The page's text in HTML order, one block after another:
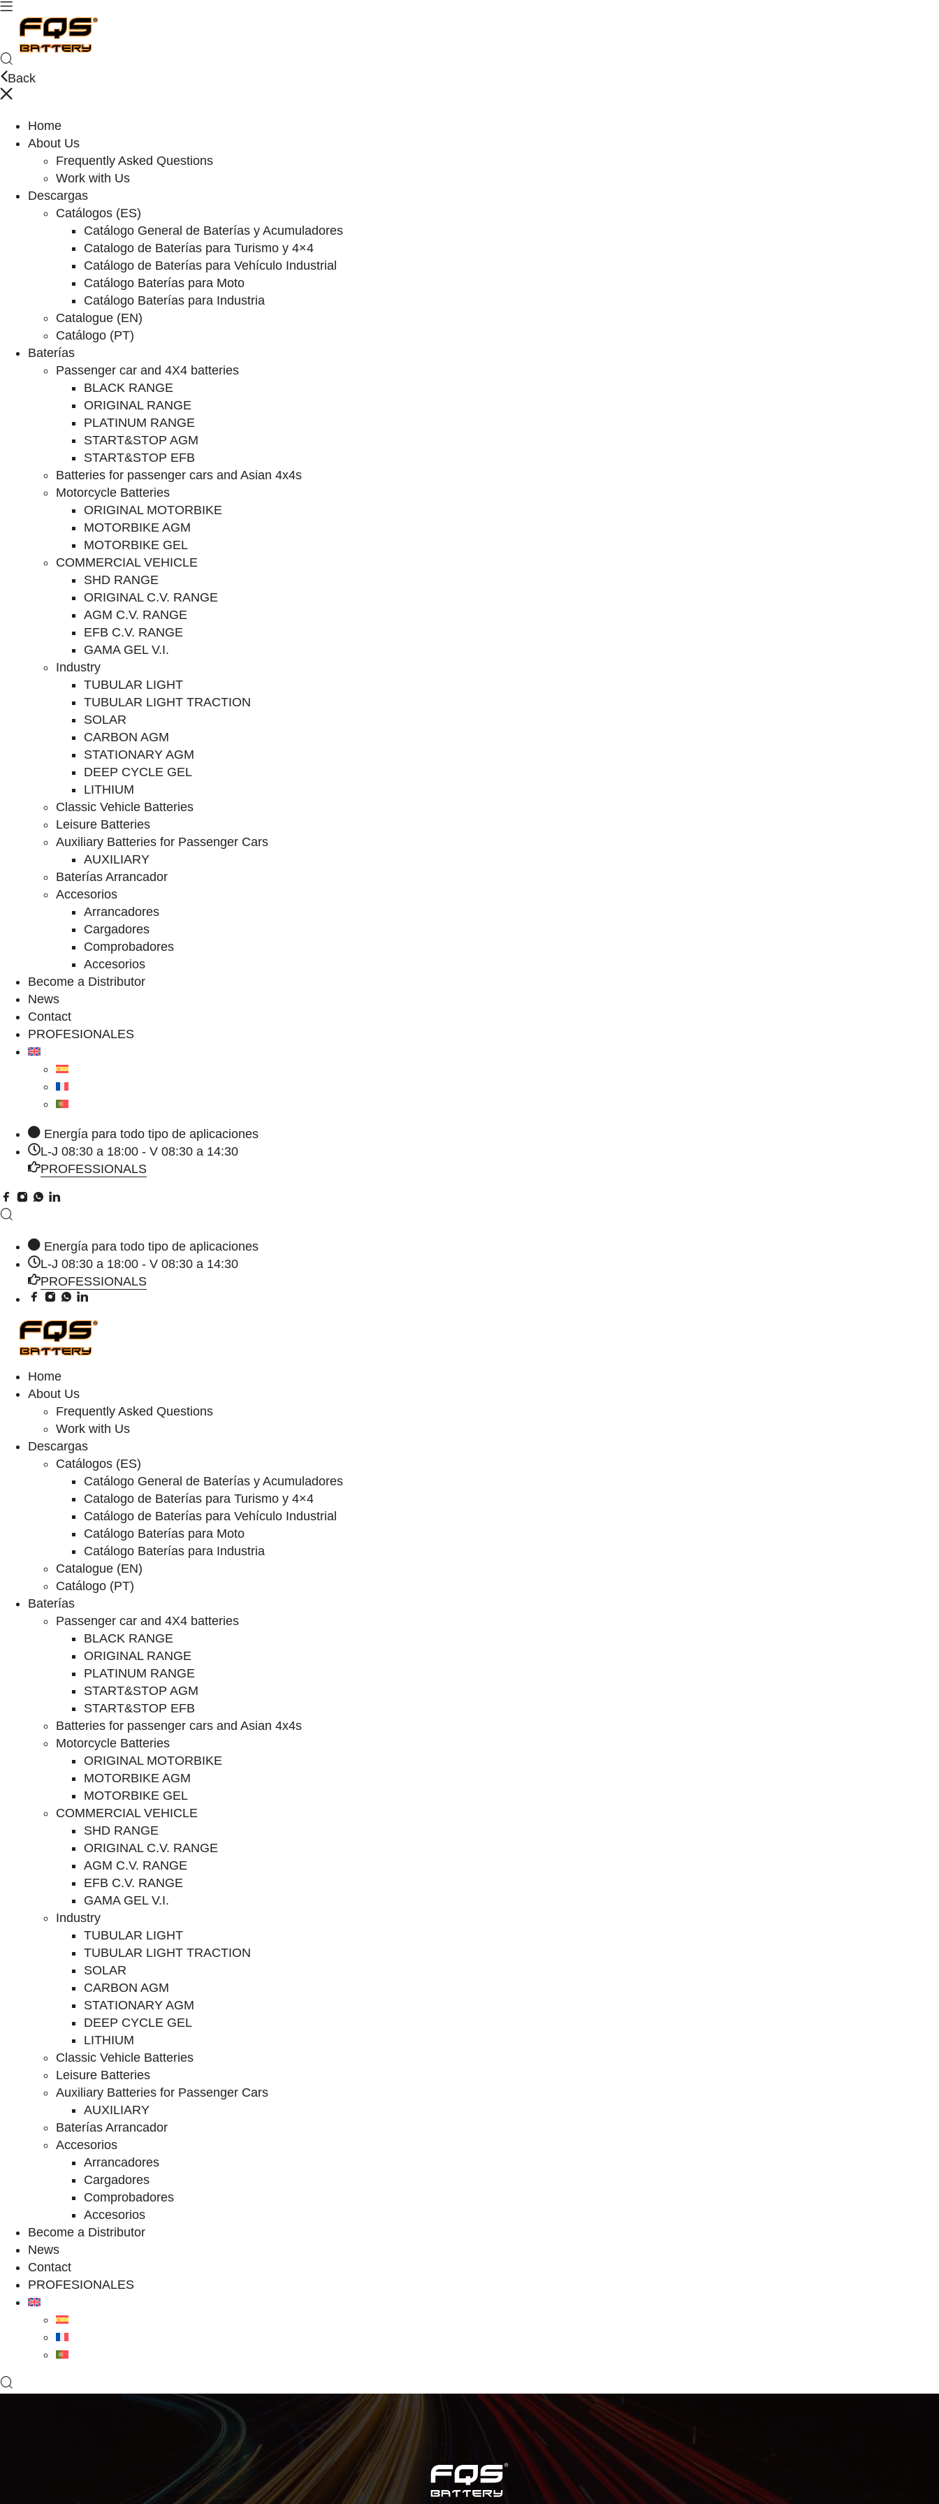
Back
Home
About Us
Frequently Asked Questions
Work with Us
Descargas
Catálogos (ES)
Catálogo General de Baterías y Acumuladores
Catalogo de Baterías para Turismo y 4×4
Catálogo de Baterías para Vehículo Industrial
Catálogo Baterías para Moto
Catálogo Baterías para Industria
Catalogue (EN)
Catálogo (PT)
Baterías
Passenger car and 4X4 batteries
BLACK RANGE
ORIGINAL RANGE
PLATINUM RANGE
START&STOP AGM
START&STOP EFB
Batteries for passenger cars and Asian 4x4s
Motorcycle Batteries
ORIGINAL MOTORBIKE
MOTORBIKE AGM
MOTORBIKE GEL
COMMERCIAL VEHICLE
SHD RANGE
ORIGINAL C.V. RANGE
AGM C.V. RANGE
EFB C.V. RANGE
GAMA GEL V.I.
Industry
TUBULAR LIGHT
TUBULAR LIGHT TRACTION
SOLAR
CARBON AGM
STATIONARY AGM
DEEP CYCLE GEL
LITHIUM
Classic Vehicle Batteries
Leisure Batteries
Auxiliary Batteries for Passenger Cars
AUXILIARY
Baterías Arrancador
Accesorios
Arrancadores
Cargadores
Comprobadores
Accesorios
Become a Distributor
News
Contact
PROFESIONALES
Energía para todo tipo de aplicaciones
L-J 08:30 a 18:00 - V 08:30 a 14:30
PROFESSIONALS
Energía para todo tipo de aplicaciones
L-J 08:30 a 18:00 - V 08:30 a 14:30
PROFESSIONALS
Home
About Us
Frequently Asked Questions
Work with Us
Descargas
Catálogos (ES)
Catálogo General de Baterías y Acumuladores
Catalogo de Baterías para Turismo y 4×4
Catálogo de Baterías para Vehículo Industrial
Catálogo Baterías para Moto
Catálogo Baterías para Industria
Catalogue (EN)
Catálogo (PT)
Baterías
Passenger car and 4X4 batteries
BLACK RANGE
ORIGINAL RANGE
PLATINUM RANGE
START&STOP AGM
START&STOP EFB
Batteries for passenger cars and Asian 4x4s
Motorcycle Batteries
ORIGINAL MOTORBIKE
MOTORBIKE AGM
MOTORBIKE GEL
COMMERCIAL VEHICLE
SHD RANGE
ORIGINAL C.V. RANGE
AGM C.V. RANGE
EFB C.V. RANGE
GAMA GEL V.I.
Industry
TUBULAR LIGHT
TUBULAR LIGHT TRACTION
SOLAR
CARBON AGM
STATIONARY AGM
DEEP CYCLE GEL
LITHIUM
Classic Vehicle Batteries
Leisure Batteries
Auxiliary Batteries for Passenger Cars
AUXILIARY
Baterías Arrancador
Accesorios
Arrancadores
Cargadores
Comprobadores
Accesorios
Become a Distributor
News
Contact
PROFESIONALES